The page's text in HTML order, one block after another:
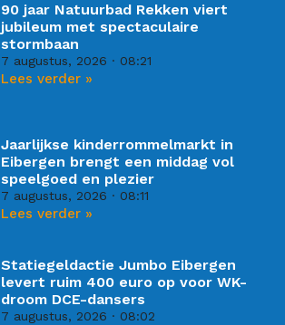
90 jaar Natuurbad Rekken viert
jubileum met spectaculaire
stormbaan
7 augustus, 2026 08:21
Lees verder »
Jaarlijkse kinderrommelmarkt in
Eibergen brengt een middag vol
speelgoed en plezier
7 augustus, 2026 08:11
Lees verder »
Statiegeldactie Jumbo Eibergen
levert ruim 400 euro op voor WK-
droom DCE-dansers
7 augustus, 2026 08:02